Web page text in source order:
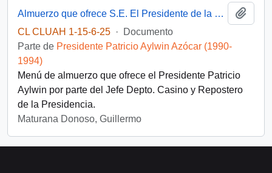
Almuerzo que ofrece S.E. El Presidente de la República
CL CLUAH 1-15-6-25 ·
Documento
Parte de Presidente Patricio Aylwin Azócar (1990-
1994)
Menú de almuerzo que ofrece el Presidente Patricio
Aylwin por parte del Jefe Depto. Casino y Repostero
de la Presidencia.
Maturana Donoso, Guillermo